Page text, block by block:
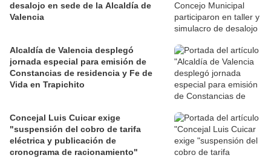
desalojo en sede de la Alcaldía de
Valencia
Alcaldía de Valencia desplegó
jornada especial para emisión de
Constancias de residencia y Fe de
Vida en Trapichito
Concejal Luis Cuicar exige
"suspensión del cobro de tarifa
eléctrica y publicación de
cronograma de racionamiento"